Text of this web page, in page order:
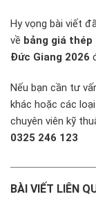
Hy vọng bài viết
về bảng giá thép
Đức Giang 2026
Nếu bạn cần tư
khác hoặc các
chuyên viên kỹ
0325 246 123
BÀI VIẾT LIÊN